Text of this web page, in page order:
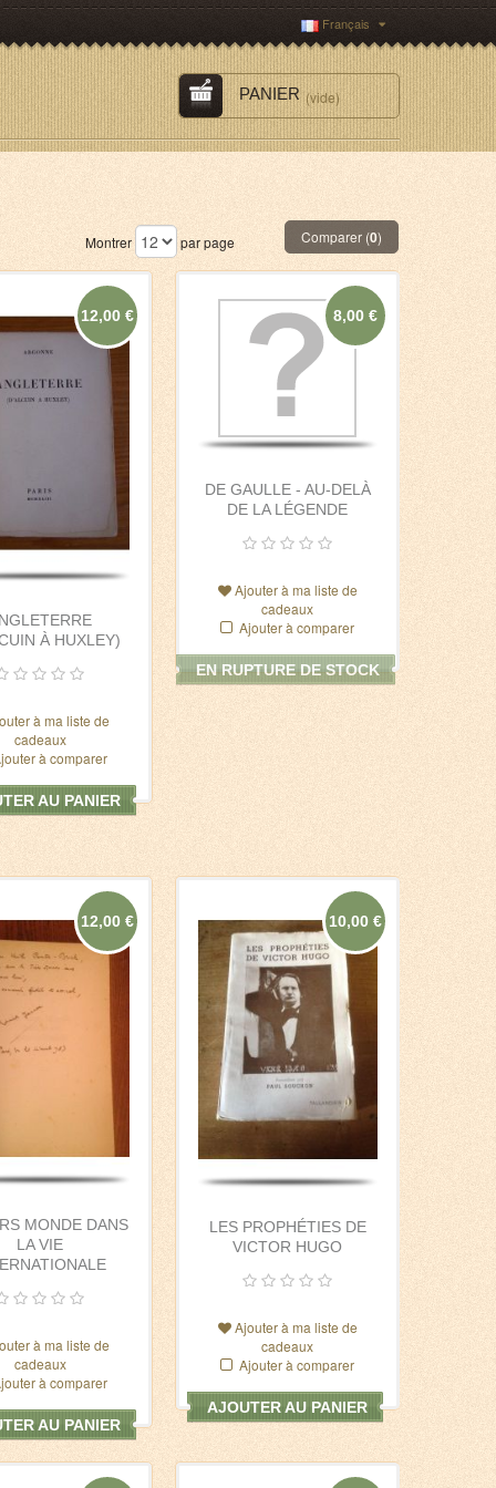
Français
PANIER (vide)
Montrer par page Comparer (0)
À HUXLEY)
12,00 €
à ma liste de
cadeaux
à comparer
AU PANIER
DE GAULLE - AU-DELÀ
DE LA LÉGENDE
8,00 €
Ajouter à ma liste de
cadeaux
Ajouter à comparer
EN RUPTURE DE STOCK
MONDE DANS
LA VIE
12,00 €
à ma liste de
cadeaux
à comparer
AU PANIER
LES PROPHÉTIES DE
VICTOR HUGO
10,00 €
Ajouter à ma liste de
cadeaux
Ajouter à comparer
AJOUTER AU PANIER